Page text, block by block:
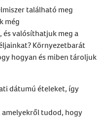
található meg
még
valósíthatjuk meg a
Környezetbarát
hogyan és miben tároljuk
dátumú ételeket, így
amelyekről tudod, hogy